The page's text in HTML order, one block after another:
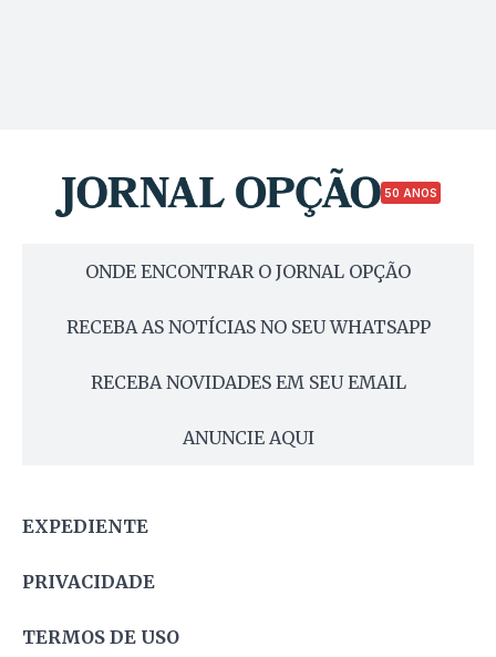
50 ANOS
ONDE ENCONTRAR O JORNAL OPÇÃO
RECEBA AS NOTÍCIAS NO SEU WHATSAPP
RECEBA NOVIDADES EM SEU EMAIL
ANUNCIE AQUI
EXPEDIENTE
PRIVACIDADE
TERMOS DE USO